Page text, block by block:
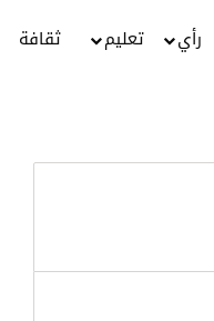
رأي تعليم ثقافة